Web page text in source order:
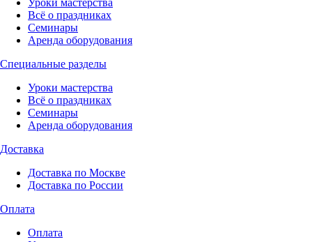
Уроки мастерства
Всё о праздниках
Семинары
Аренда оборудования
Специальные разделы
Уроки мастерства
Всё о праздниках
Семинары
Аренда оборудования
Доставка
Доставка по Москве
Доставка по России
Оплата
Оплата